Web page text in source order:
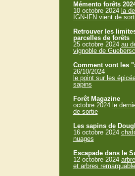
Mémento forêts
10 octobre 2024 la
IGN-IFN vient de
Retrouver les
parcelles de forêts
25 octobre 2024 au
vignoble de
Comment vont les
26/10/2024
le point sur les
sapins
Forêt Magazine
octobre 2024 le
de sortie
Les sapins de
16 octobre 2024
nuages
Escapade dans le
12 octobre 2024
et arbres